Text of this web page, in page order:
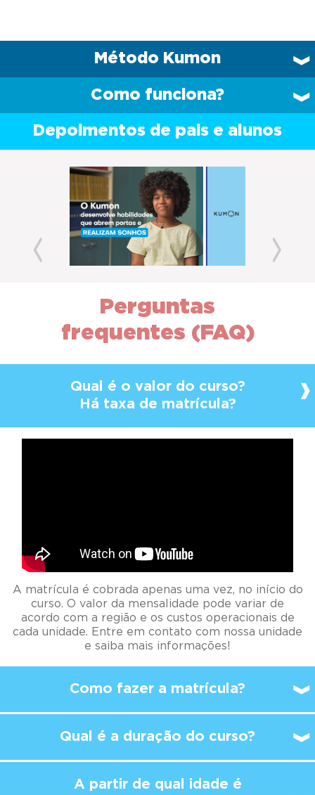
Método Kumon
Como funciona?
Depoimentos de pais e alunos
Previous
Perguntas
frequentes (FAQ)
Qual é o valor do curso?
Há taxa de matrícula?
A matrícula é cobrada apenas uma vez, no início do
curso. O valor da mensalidade pode variar de
acordo com a região e os custos operacionais de
cada unidade. Entre em contato com nossa unidade
e saiba mais informações!
Como fazer a matrícula?
Qual é a duração do curso?
A partir de qual idade é